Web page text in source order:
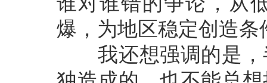
爆，为地区稳定创造条
我还想强调的是，